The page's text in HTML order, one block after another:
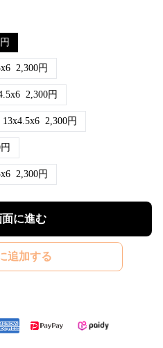
円
2,300円
2,300円
2,300円
円
2,300円
に進む
追加する